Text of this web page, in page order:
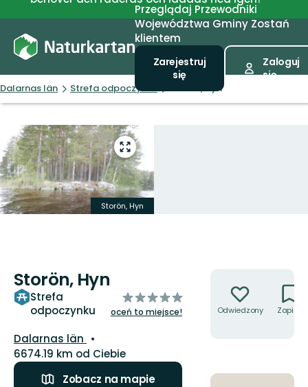
Przeglądaj Przewodniki
Województwa Gminy Zostań
klientem
Zarejestruj
się
Zaloguj
się
Dalarnas län Strefa odpoczynku Storön, Hyn
Przejdź
do
trybu
pełnoekranowego
Storön, Hyn
Storön, Hyn
Strefa
odpoczynku
z
5
oceń to miejsce!
Województwo:
Dalarnas län
6674.19 km od Ciebie
Zobacz na mapie
Odwiedzony Zapisz